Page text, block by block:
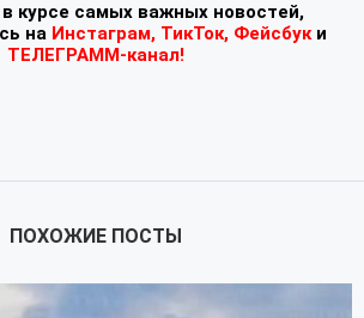
курсе самых важных новостей,
на Инстаграм, ТикТок, Фейсбуки
ТЕЛЕГРАММ-канал!
ПОХОЖИЕ ПОСТЫ